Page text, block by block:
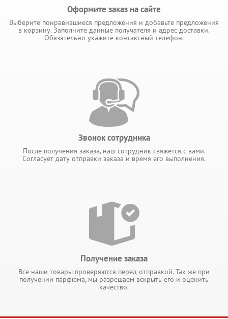
Оформите заказ на сайте
Выберите понравившиеся предложения и добавьте предложения
в корзину. Заполните данные получателя и адрес доставки.
Обязательно укажите контактный телефон.
Звонок сотрудника
После получения заказа, наш сотрудник свяжется с вами.
Согласует дату отправки заказа и время его выполнения.
Получение заказа
Все наши товары проверяются перед отправкой. Так же при
получении парфюма, мы разрешаем вскрыть его и оценить
качество.